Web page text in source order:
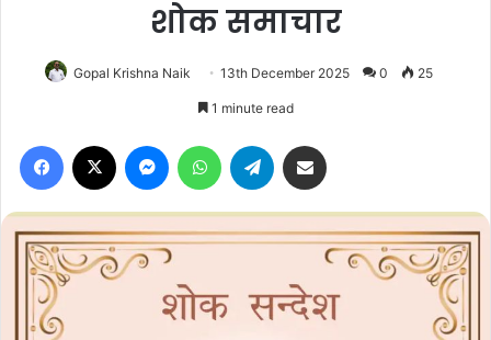
शोक समाचार
Gopal Krishna Naik 13th December 2025 0 25
1 minute read
Facebook MessengerWhatsAppTelegram